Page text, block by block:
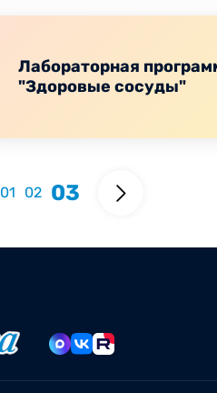
Лабораторная
"Здоровые сосуды"
01 02 03